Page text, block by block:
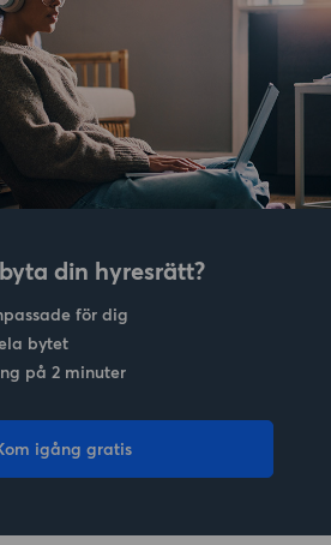
din hyresrätt?
för dig
bytet
på 2 minuter
igång gratis